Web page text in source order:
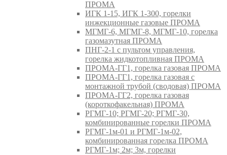
ПРОМА
ИГК 1-15, ИГК 1-300, горелки
инжекционные газовые ПРОМА
МГМГ-6, МГМГ-8, МГМГ-10, горелка
газомазутная ПРОМА
ПНГ-2-1 с пультом управления,
горелка жидкотопливная ПРОМА
ПРОМА-ГГ1, горелка газовая ПРОМА
ПРОМА-ГГ1, горелка газовая с
монтажной трубой (сводовая) ПРОМА
ПРОМА-ГГ2, горелка газовая
(короткофакельная) ПРОМА
РГМГ-10; РГМГ-20; РГМГ-30,
комбинированные горелки ПРОМА
РГМГ-1м-01 и РГМГ-1м-02,
комбинированная горелка ПРОМА
РГМГ-1м; 2м; 3м, горелки